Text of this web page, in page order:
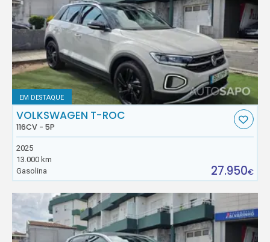
EM DESTAQUE
VOLKSWAGEN T-ROC
116CV - 5P
2025
13.000 km
Gasolina
27.950€